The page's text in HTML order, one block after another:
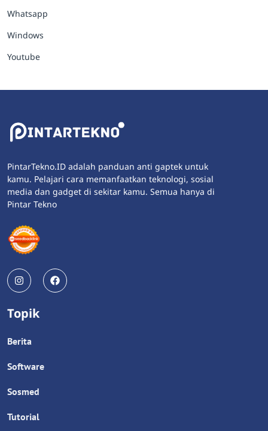
Whatsapp
Windows
Youtube
PintarTekno.ID adalah panduan anti gaptek untuk
kamu. Pelajari cara memanfaatkan teknologi, sosial
media dan gadget di sekitar kamu. Semua hanya di
Pintar Tekno
Topik
Berita
Software
Sosmed
Tutorial